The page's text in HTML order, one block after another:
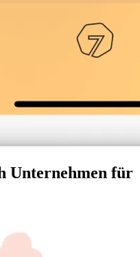
Unternehmen für